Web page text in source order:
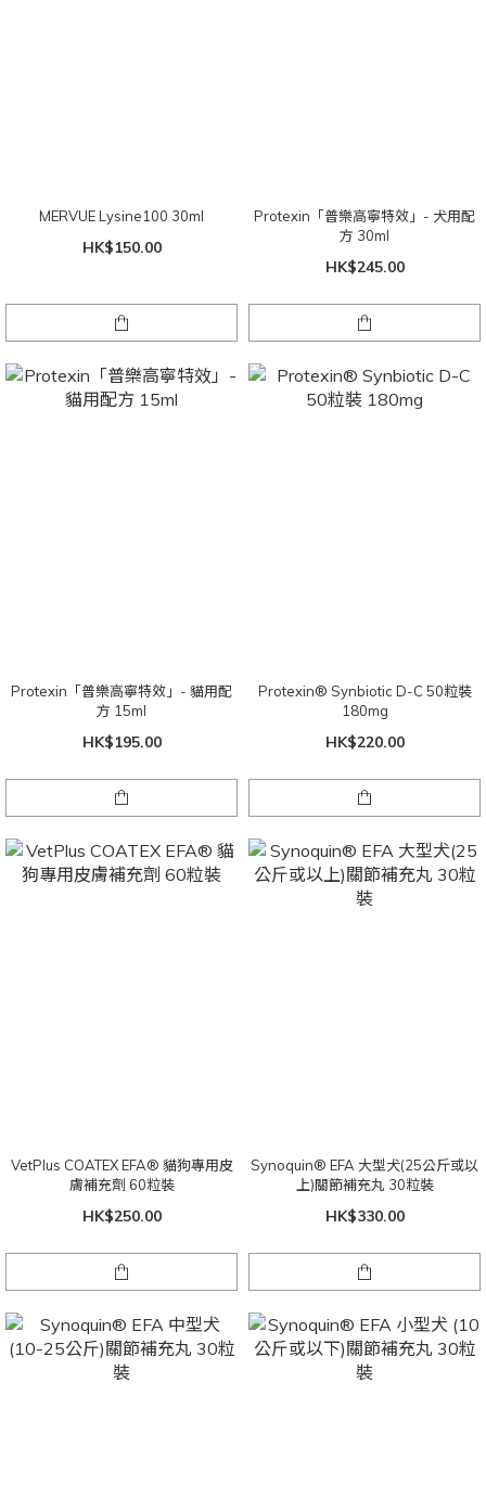
MERVUE Lysine100 30ml
HK$150.00
Protexin「普樂高寧特效」- 犬用配
方 30ml
HK$245.00
Protexin「普樂高寧特效」- 貓用配
方 15ml
HK$195.00
Protexin® Synbiotic D-C 50粒裝
180mg
HK$220.00
VetPlus COATEX EFA® 貓狗專用皮
膚補充劑 60粒裝
HK$250.00
Synoquin® EFA 大型犬(25公斤或以
上)關節補充丸 30粒裝
HK$330.00